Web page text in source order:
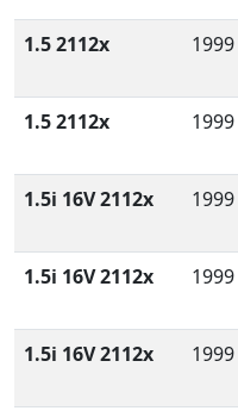
1.5 2112x 1999
1.5 2112x 1999
1.5i 16V 2112x 1999
1.5i 16V 2112x 1999
1.5i 16V 2112x 1999